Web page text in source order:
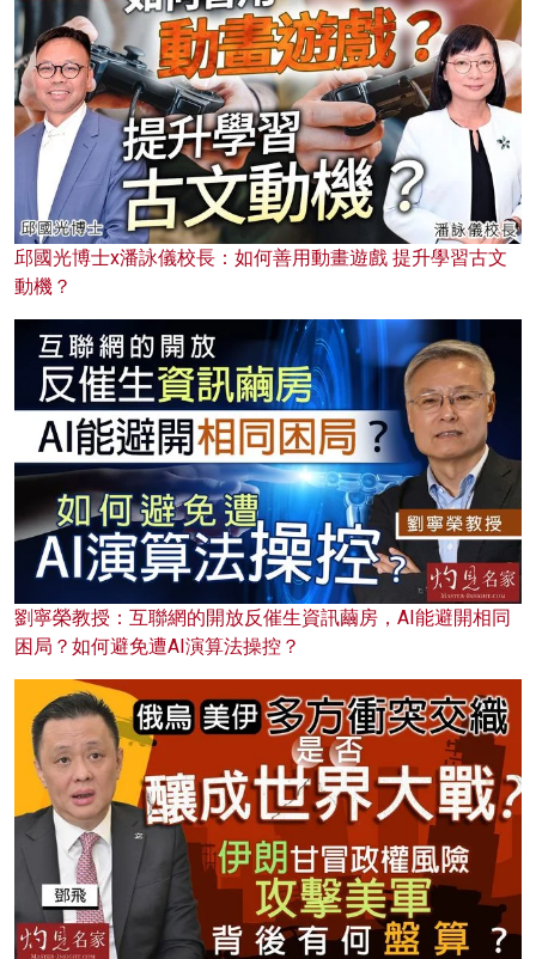
邱國光博士x潘詠儀校長：如何善用動畫遊戲 提升學習古文
動機？
劉寧榮教授：互聯網的開放反催生資訊繭房，AI能避開相同
困局？如何避免遭AI演算法操控？